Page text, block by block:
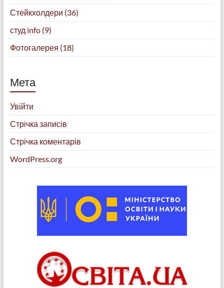
Стейкхолдери (36)
студ info(9)
Фотогалерея (18)
Мета
Увійти
Стрічка записів
Стрічка коментарів
WordPress.org